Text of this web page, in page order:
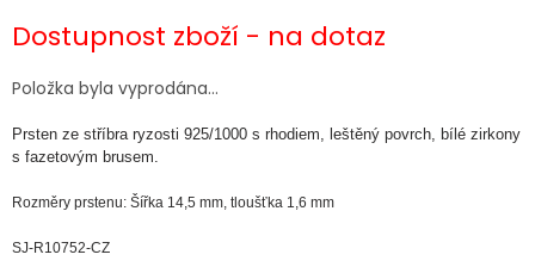
cena:
Dostupnost zboží - na dotaz
Položka byla vyprodána…
Prsten ze stříbra ryzosti 925/1000 s rhodiem, leštěný povrch, bílé zirkony
s fazetovým brusem.
Rozměry prstenu: Šířka 14,5 mm, tloušťka 1,6 mm
SJ-R10752-CZ